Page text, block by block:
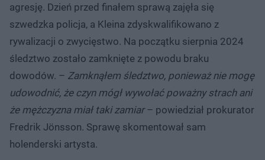
agresję. Dzień przed finałem sprawą zajęła się
szwedzka policja, a Kleina zdyskwalifikowano z
rywalizacji o zwycięstwo. Na początku sierpnia 2024
śledztwo zostało zamknięte z powodu braku
dowodów. – Zamknąłem śledztwo, ponieważ nie mogę
udowodnić, że czyn mógł wywołać poważny strach ani
że mężczyzna miał taki zamiar– powiedział prokurator
Fredrik Jönsson. Sprawę skomentował sam
holenderski artysta.